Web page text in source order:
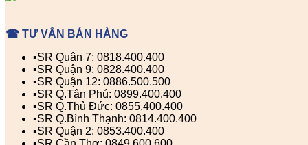
☎ TƯ VẤN BÁN HÀNG
▪️SR Quận 7: 0818.400.400
▪️SR Quận 9: 0828.400.400
▪️SR Quận 12: 0886.500.500
▪️SR Q.Tân Phú: 0899.400.400
▪️SR Q.Thủ Đức: 0855.400.400
▪️SR Q.Bình Thạnh: 0814.400.400
▪️SR Quận 2: 0853.400.400